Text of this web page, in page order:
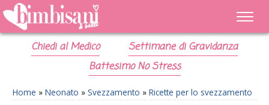
Chiedi al Medico
Settimane di Gravidanza
Battesimo No Stress
Home » Neonato » Svezzamento » Ricette per lo svezzamento